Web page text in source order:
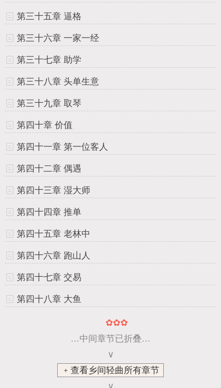
第三十五章 逼格
第三十六章 一家一经
第三十七章 助学
第三十八章 头单生意
第三十九章 取琴
第四十章 价值
第四十一章 第一位客人
第四十二章 偶遇
第四十三章 湿大师
第四十四章 推单
第四十五章 老林中
第四十六章 跑山人
第四十七章 交易
第四十八章 大鱼
✿✿✿
…中间章节已折叠…
∨
﹢查看乡间轻曲所有章节
∨